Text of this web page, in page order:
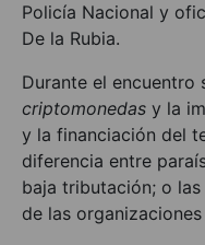
Policía Nacional y
De la Rubia.
Durante el encuentro
criptomonedas y la
y la financiación del
diferencia entre
baja tributación; o
de las